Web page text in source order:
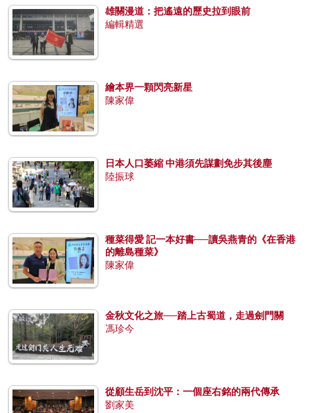
雄關漫道：把遙遠的歷史拉到眼前
編輯精選
繪本界一顆閃亮新星
陳家偉
日本人口萎縮 中港須先謀劃免步其後塵
陸振球
種菜得愛 記一本好書──讀吳燕青的《在香港
的離島種菜》
陳家偉
金秋文化之旅──踏上古蜀道，走過劍門關
馮珍今
從顧生岳到沈平：一個座右銘的兩代傳承
劉家美